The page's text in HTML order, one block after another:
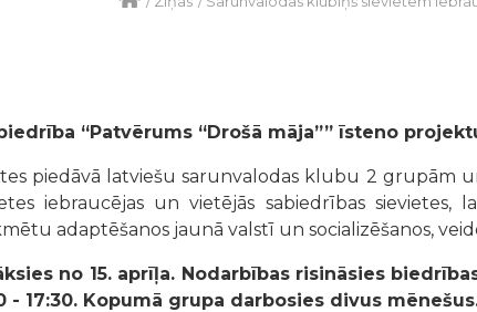
“Patvērums “Drošā māja”” īsteno
piedāvā latviešu sarunvalodas klubu 2 grupām
iebraucējas un vietējās sabiedrības sievietes,
adaptēšanos jaunā valstī un socializēšanos,
no 15. aprīļa. Nodarbības risināsies
- 17:30. Kopumā grupa darbosies divus